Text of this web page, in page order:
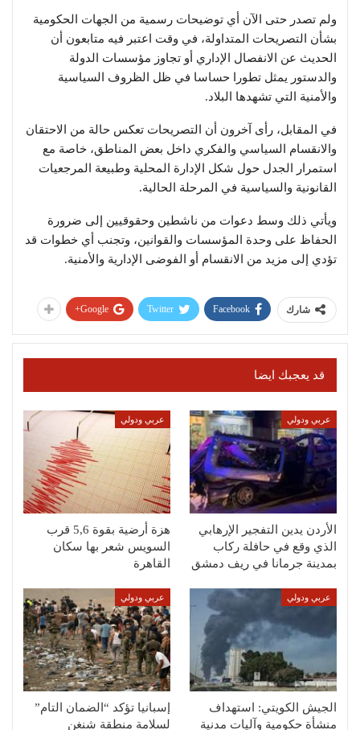
ولم تصدر حتى الآن أي توضيحات رسمية من الجهات الحكومية
بشأن التصريحات المتداولة، في وقت اعتبر فيه متابعون أن
الحديث عن الانفصال الإداري أو تجاوز مؤسسات الدولة
والدستور يمثل تطورا حساسا في ظل الظروف السياسية
والأمنية التي تشهدها البلاد.
في المقابل، رأى آخرون أن التصريحات تعكس حالة من الاحتقان
والانقسام السياسي والفكري داخل بعض المناطق، خاصة مع
استمرار الجدل حول شكل الإدارة المحلية وطبيعة المرجعيات
القانونية والسياسية في المرحلة الحالية.
ويأتي ذلك وسط دعوات من ناشطين وحقوقيين إلى ضرورة
الحفاظ على وحدة المؤسسات والقوانين، وتجنب أي خطوات قد
تؤدي إلى مزيد من الانقسام أو الفوضى الإدارية والأمنية.
شارك Facebook
Twitter
Google+
قد يعجبك ايضا
عربي ودولي
الأردن يدين التفجير الإرهابي
الذي وقع في حافلة ركاب
بمدينة جرمانا في ريف دمشق
عربي ودولي
هزة أرضية بقوة 5,6 قرب
السويس شعر بها سكان
القاهرة
عربي ودولي
الجيش الكويتي: استهداف
منشأة حكومية وآليات مدنية
عربي ودولي
إسبانيا تؤكد “الضمان التام”
لسلامة منطقة شنغن